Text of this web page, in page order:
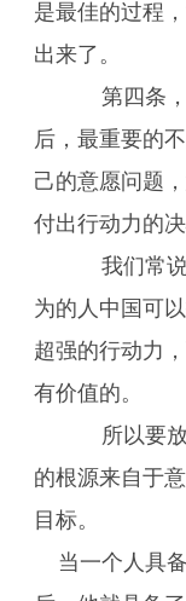
是最佳的过程
出来了。
第四条，
后，最重要的
己的意愿问题
付出行动力的决
我们常说
为的人中国可
超强的行动力
有价值的。
所以要放
的根源来自于
目标。
当一个人具